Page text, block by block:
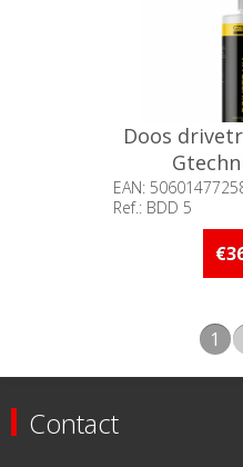
Doos
EAN:
Ref.: BDD 5
1
Contact